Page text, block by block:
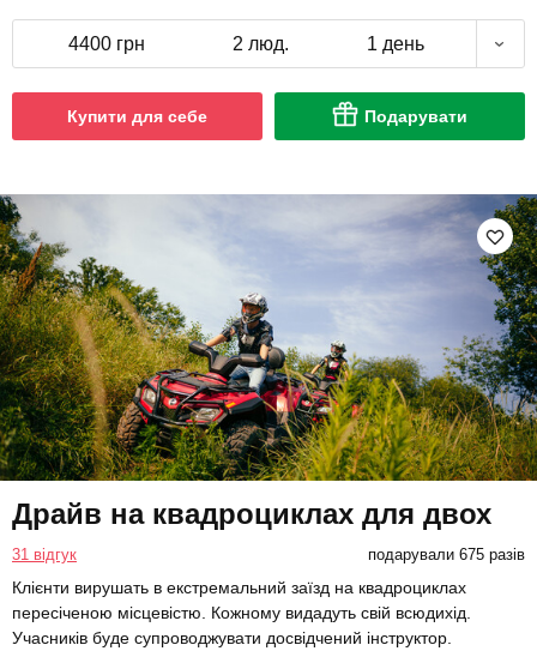
4400 грн 2 люд. 1 день
Купити для себе Подарувати
Драйв на квадроциклах для двох
31 відгук подарували 675 разів
Клієнти вирушать в екстремальний заїзд на квадроциклах
пересіченою місцевістю. Кожному видадуть свій всюдихід.
Учасників буде супроводжувати досвідчений інструктор.